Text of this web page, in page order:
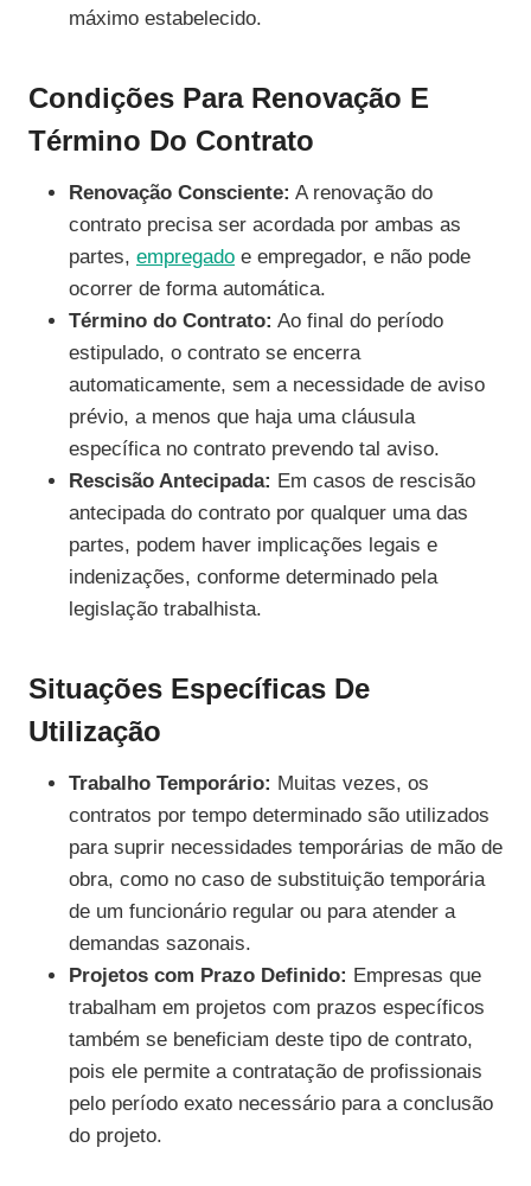
máximo estabelecido.
Condições Para Renovação E
Término Do Contrato
Renovação Consciente: A renovação do
contrato precisa ser acordada por ambas as
partes, empregado e empregador, e não pode
ocorrer de forma automática.
Término do Contrato: Ao final do período
estipulado, o contrato se encerra
automaticamente, sem a necessidade de aviso
prévio, a menos que haja uma cláusula
específica no contrato prevendo tal aviso.
Rescisão Antecipada: Em casos de rescisão
antecipada do contrato por qualquer uma das
partes, podem haver implicações legais e
indenizações, conforme determinado pela
legislação trabalhista.
Situações Específicas De
Utilização
Trabalho Temporário: Muitas vezes, os
contratos por tempo determinado são utilizados
para suprir necessidades temporárias de mão de
obra, como no caso de substituição temporária
de um funcionário regular ou para atender a
demandas sazonais.
Projetos com Prazo Definido: Empresas que
trabalham em projetos com prazos específicos
também se beneficiam deste tipo de contrato,
pois ele permite a contratação de profissionais
pelo período exato necessário para a conclusão
do projeto.